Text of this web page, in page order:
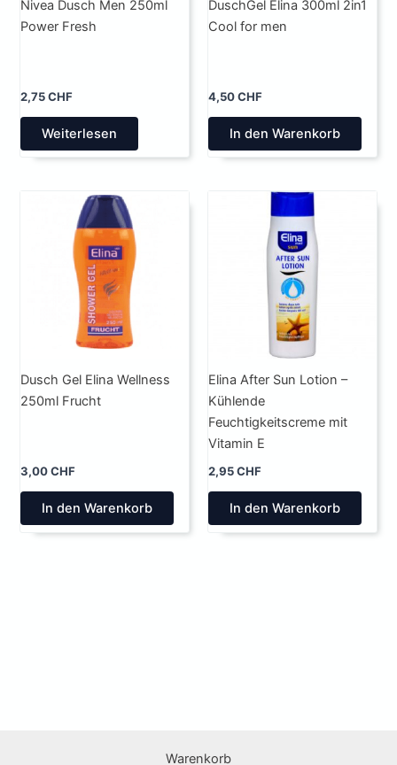
Nivea Dusch Men 250ml
Power Fresh
2,75CHF
Weiterlesen
DuschGel Elina 300ml 2in1
Cool for men
4,50CHF
In den Warenkorb
Dusch Gel Elina Wellness
250ml Frucht
3,00CHF
In den Warenkorb
Elina After Sun Lotion –
Kühlende
Feuchtigkeitscreme mit
Vitamin E
2,95CHF
In den Warenkorb
Warenkorb